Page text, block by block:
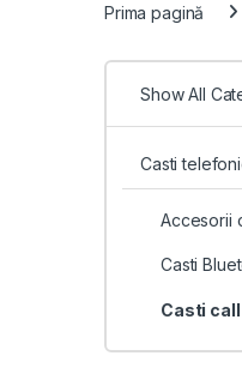
Prima pagină
Show All
Casti
Accesorii
Casti
Casti